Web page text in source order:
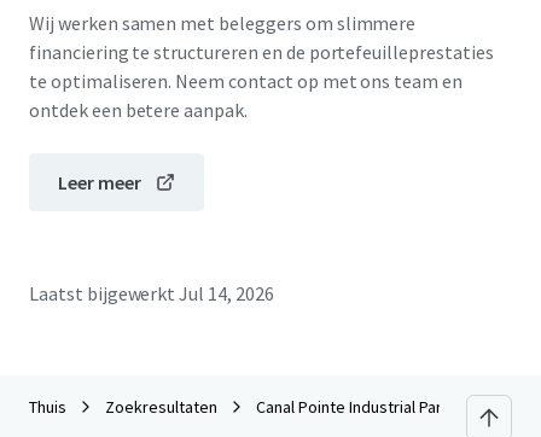
Wij werken samen met beleggers om slimmere
financiering te structureren en de portefeuilleprestaties
te optimaliseren. Neem contact op met ons team en
ontdek een betere aanpak.
Leer meer
Laatst bijgewerkt Jul 14, 2026
Thuis Zoekresultaten Canal Pointe Industrial Park